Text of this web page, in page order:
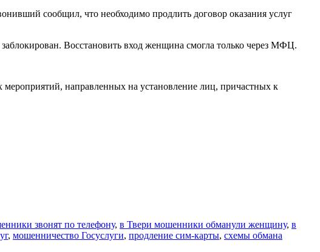
сообщил, что необходимо продлить договор оказания услуг
Восстановить вход женщина смогла только через МФЦ.
направленных на установление лиц, причастных к
звонят по телефону, в Твери мошенники обманули женщину, в
, мошенничество Госуслуги, продление сим-карты, схемы обмана